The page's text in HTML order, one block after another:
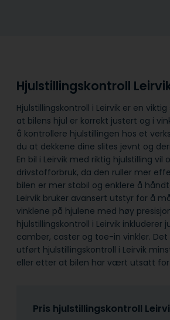
Hjulstillingskontroll
Hjulstillingskontroll i Leirvik er en
at bilens hjul er korrekt justert og i
å kontrollere hjulstillingen hos et
du at dekkene dine slites jevnt og
En bil i Leirvik med riktig hjulstilling vil
drivstofforbruk, da den ruller mer
bilen er mer stabil og enklere å
Leirvik bruker avansert utstyr for å
vinklene på hjulene med høy
hjulstillingskontroll i Leirvik inkluderer
camber, caster og toe-in vinkler.
utført hjulstillingskontroll i Leirvik
eller etter at bilen har vært utsatt
Pris hjulstillingskontroll